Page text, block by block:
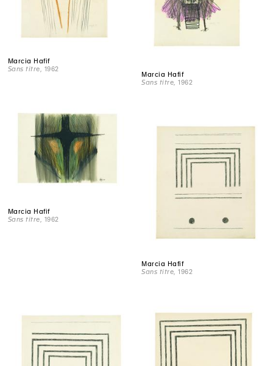
Marcia Hafif
Sans titre , 1962
Marcia Hafif
Sans titre , 1962
Marcia Hafif
Sans titre , 1962
Marcia Hafif
Sans titre , 1962